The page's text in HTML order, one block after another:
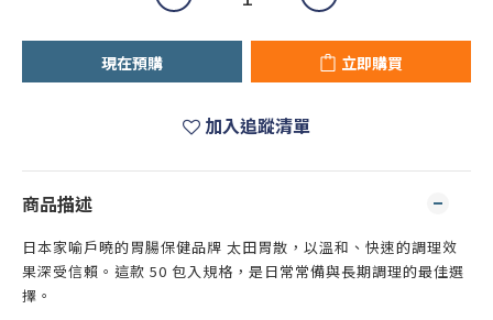
現在預購 立即購買
加入追蹤清單
商品描述
日本家喻戶曉的胃腸保健品牌 太田胃散，以溫和、快速的調理效
果深受信賴。這款 50 包入規格，是日常常備與長期調理的最佳選
擇。